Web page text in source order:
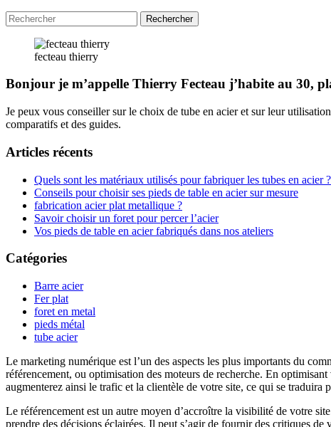
fecteau thierry
Bonjour je m’appelle Thierry Fecteau j’habite au 30,
Je peux vous conseiller sur le choix de tube en acier et sur leur
comparatifs et des guides.
Articles récents
Quels sont les matériaux utilisés pour fabriquer les tubes en acier ?
Conseils pour choisir ses pieds de table en acier sur mesure
fabrication acier plat metallique ?
Savoir choisir un foret pour percer l’acier
Vos pieds de table en acier fabriqués dans nos ateliers
Catégories
Barre acier
Fer plat
foret en metal
pieds métal
tube acier
Le marketing numérique est l’un des aspects les plus importants du
référencement, ou optimisation des moteurs de recherche. En
augmenterez ainsi le trafic et la clientèle de votre site, ce qui se traduira
Le référencement est un autre moyen d’accroître la visibilité de votre
prendre des décisions éclairées. Il peut s’agir de fournir des critiques